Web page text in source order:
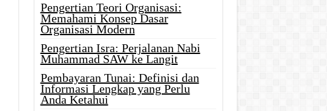
Pengertian Teori Organisasi:
Memahami Konsep Dasar
Organisasi Modern
Pengertian Isra: Perjalanan Nabi
Muhammad SAW ke Langit
Pembayaran Tunai: Definisi dan
Informasi Lengkap yang Perlu
Anda Ketahui